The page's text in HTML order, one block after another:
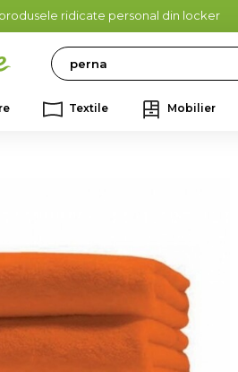
produsele ridicate personal din locker
Search
Textile Mobilier